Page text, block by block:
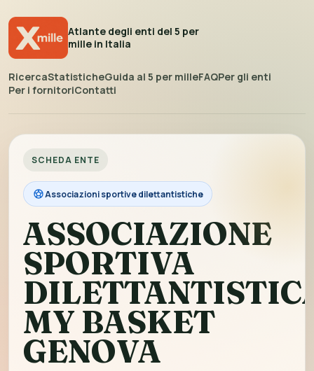
Atlante degli enti del 5 per
mille in Italia
RicercaStatisticheGuida al 5 per milleFAQPer gli enti
Per i fornitoriContatti
SCHEDA ENTE
Associazioni sportive dilettantistiche
ASSOCIAZIONE
SPORTIVA
MY BASKET
GENOVA